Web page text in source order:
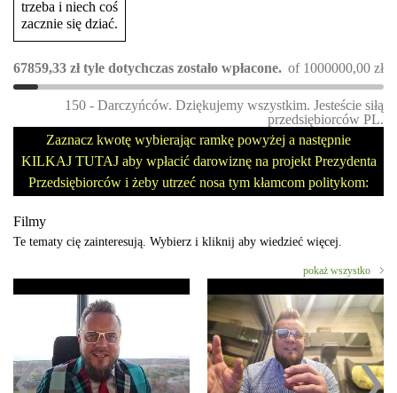
trzeba i niech coś
zacznie się dziać.
67859,33 zł tyle dotychczas zostało wpłacone. of 1000000,00 zł
150 - Darczyńców. Dziękujemy wszystkim. Jesteście siłą
przedsiębiorców PL.
Zaznacz kwotę wybierając ramkę powyżej a następnie
KILKAJ TUTAJ aby wpłacić darowiznę na projekt Prezydenta
Przedsiębiorców i żeby utrzeć nosa tym kłamcom politykom:
Filmy
Te tematy cię zainteresują. Wybierz i kliknij aby wiedzieć więcej.
pokaż wszystko